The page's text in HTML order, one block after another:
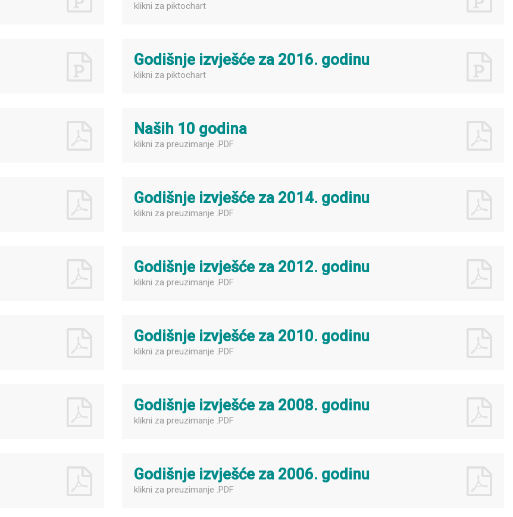
klikni za piktochart
Godišnje izvješće za 2016. godinu
klikni za piktochart
Naših 10 godina
klikni za preuzimanje .PDF
Godišnje izvješće za 2014. godinu
klikni za preuzimanje .PDF
Godišnje izvješće za 2012. godinu
klikni za preuzimanje .PDF
Godišnje izvješće za 2010. godinu
klikni za preuzimanje .PDF
Godišnje izvješće za 2008. godinu
klikni za preuzimanje .PDF
Godišnje izvješće za 2006. godinu
klikni za preuzimanje .PDF